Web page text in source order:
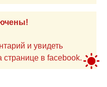
и увидеть
в facebook.